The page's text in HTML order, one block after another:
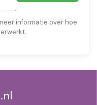
informatie over hoe